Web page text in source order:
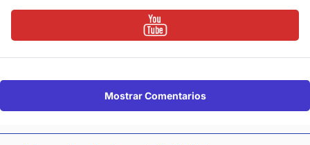
Mostrar Comentarios